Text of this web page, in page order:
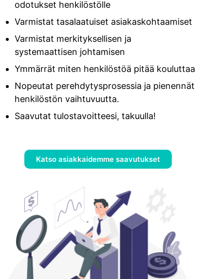
odotukset henkilöstölle
Varmistat tasalaatuiset asiakaskohtaamiset
Varmistat merkityksellisen ja
systemaattisen johtamisen
Ymmärrät miten henkilöstöä pitää kouluttaa
Nopeutat perehdytysprosessia ja pienennät
henkilöstön vaihtuvuutta.
Saavutat tulostavoitteesi, takuulla!
Katso asiakkaidemme saavutukset